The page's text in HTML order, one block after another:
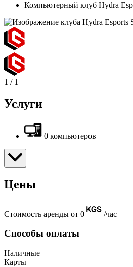
Компьютерный клуб Hydra
1 / 1
Услуги
0 компьютеров
Цены
Стоимость аренды от 0 /час
Способы оплаты
Наличные
Карты